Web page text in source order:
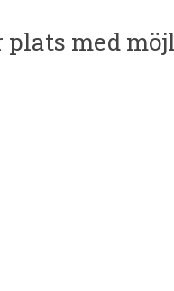
med